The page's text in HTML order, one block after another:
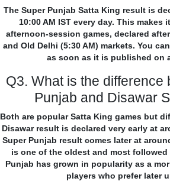
The Super Punjab Satta King result is
10:00 AM IST every day. This makes
afternoon-session games, declared
and Old Delhi (5:30 AM) markets. You
as soon as it is published on
Q3. What is the difference
Punjab and Disawar
Both are popular Satta King games but
Disawar result is declared very early at
Super Punjab result comes later at
is one of the oldest and most followed
Punjab has grown in popularity as a
players who prefer later